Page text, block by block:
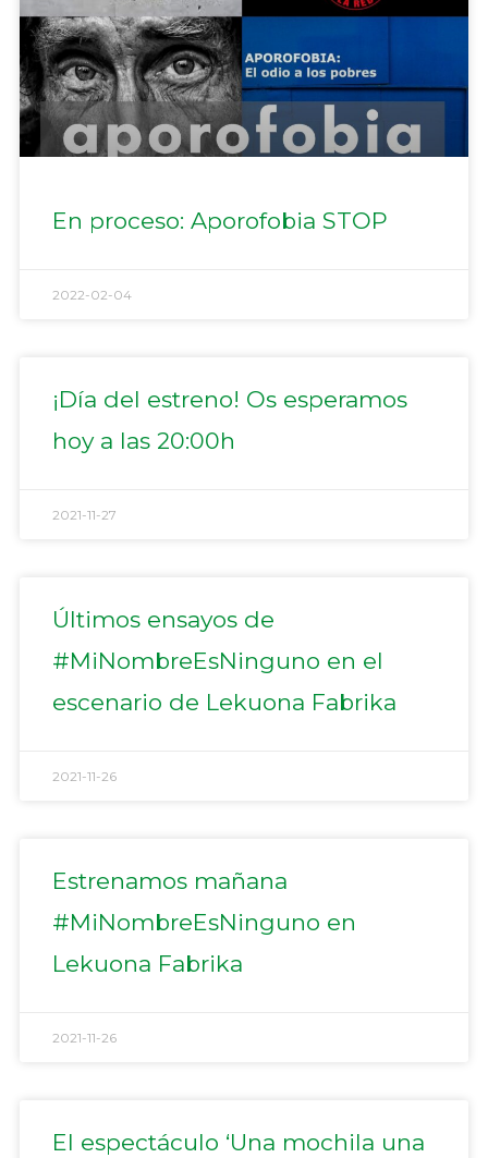
En proceso: Aporofobia STOP
2022-02-04
¡Día del estreno! Os esperamos
hoy a las 20:00h
2021-11-27
Últimos ensayos de
#MiNombreEsNinguno en el
escenario de Lekuona Fabrika
2021-11-26
Estrenamos mañana
#MiNombreEsNinguno en
Lekuona Fabrika
2021-11-26
El espectáculo ‘Una mochila una